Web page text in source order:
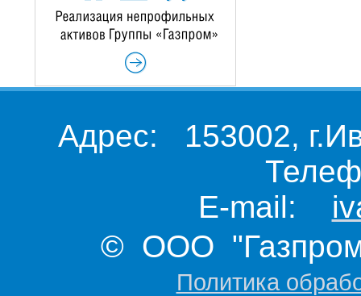
Адрес: 153002,
E-mail:
© ООО "Газпром
Политика